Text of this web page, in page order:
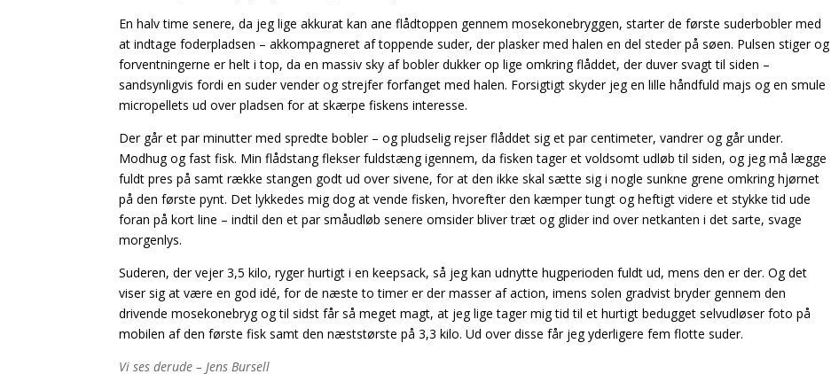
En halv time senere, da jeg lige akkurat kan ane flådtoppen gennem mosekonebryggen, starter de første suderbobler med
at indtage foderpladsen – akkompagneret af toppende suder, der plasker med halen en del steder på søen. Pulsen stiger og
forventningerne er helt i top, da en massiv sky af bobler dukker op lige omkring flåddet, der duver svagt til siden –
sandsynligvis fordi en suder vender og strejfer forfanget med halen. Forsigtigt skyder jeg en lille håndfuld majs og en smule
micropellets ud over pladsen for at skærpe fiskens interesse.
Der går et par minutter med spredte bobler – og pludselig rejser flåddet sig et par centimeter, vandrer og går under.
Modhug og fast fisk. Min flådstang flekser fuldstæng igennem, da fisken tager et voldsomt udløb til siden, og jeg må lægge
fuldt pres på samt række stangen godt ud over sivene, for at den ikke skal sætte sig i nogle sunkne grene omkring hjørnet
på den første pynt. Det lykkedes mig dog at vende fisken, hvorefter den kæmper tungt og heftigt videre et stykke tid ude
foran på kort line – indtil den et par småudløb senere omsider bliver træt og glider ind over netkanten i det sarte, svage
morgenlys.
Suderen, der vejer 3,5 kilo, ryger hurtigt i en keepsack, så jeg kan udnytte hugperioden fuldt ud, mens den er der. Og det
viser sig at være en god idé, for de næste to timer er der masser af action, imens solen gradvist bryder gennem den
drivende mosekonebryg og til sidst får så meget magt, at jeg lige tager mig tid til et hurtigt bedugget selvudløser foto på
mobilen af den første fisk samt den næststørste på 3,3 kilo. Ud over disse får jeg yderligere fem flotte suder.
Vi ses derude – Jens Bursell